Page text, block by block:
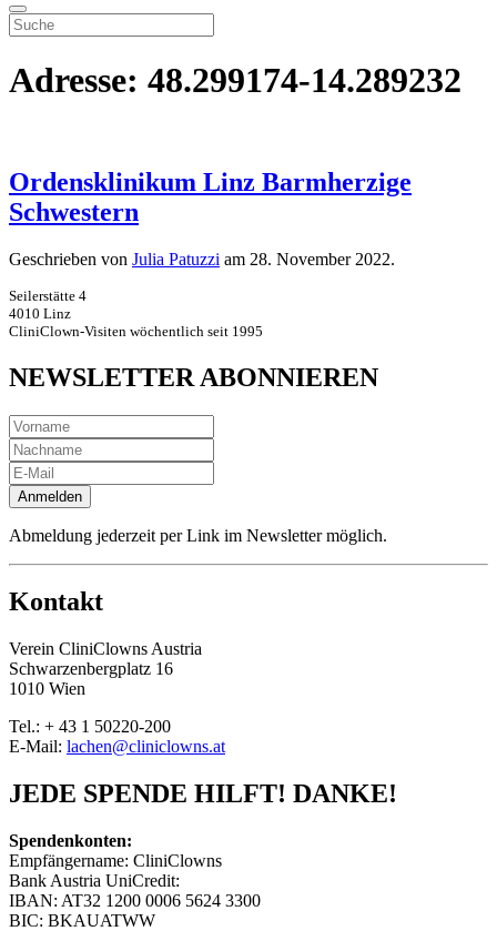
Adresse: 48.299174-14.289232
Ordensklinikum Linz Barmherzige
Schwestern
Geschrieben von Julia Patuzzi am 28. November 2022.
Seilerstätte 4
4010 Linz
CliniClown-Visiten wöchentlich seit 1995
NEWSLETTER ABONNIEREN
Anmelden
Abmeldung jederzeit per Link im Newsletter möglich.
Kontakt
Verein CliniClowns Austria
Schwarzenbergplatz 16
1010 Wien
Tel.: + 43 1 50220-200
E-Mail: lachen@cliniclowns.at
JEDE SPENDE HILFT! DANKE!
Spendenkonten:
Empfängername: CliniClowns
Bank Austria UniCredit:
IBAN: AT32 1200 0006 5624 3300
BIC: BKAUATWW